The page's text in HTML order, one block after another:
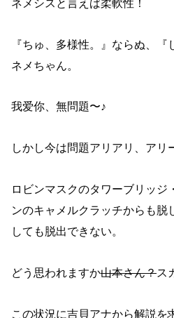
ネメシスと言えば柔軟性！
『ちゅ、多様性。』ならぬ、
ネメちゃん。
我爱你、無問題〜♪
しかし今は問題アリアリ、アリ
ロビンマスクのタワーブリッジ
ンのキャメルクラッチからも脱
しても脱出できない。
どう思われますか山本さん？ス
この状況に吉貝アナから解説を